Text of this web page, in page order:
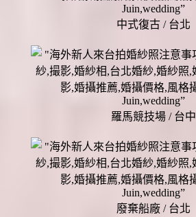
中式復古 / 台北
羅馬競技場 / 台中
廢棄船廠 / 台北